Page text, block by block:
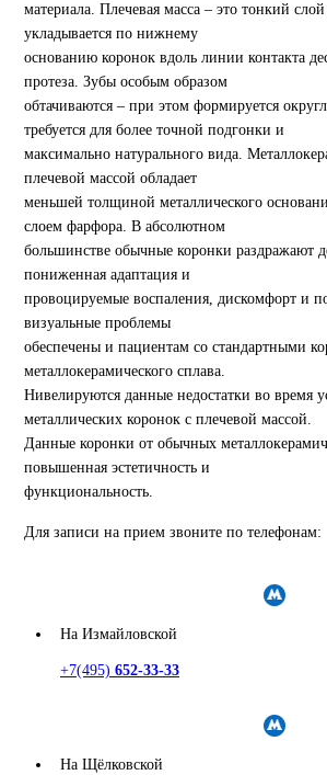
материала. Плечевая масса – это тонкий
укладывается по нижнему
основанию коронок вдоль линии контакта
протеза. Зубы особым образом
обтачиваются – при этом формируется
требуется для более точной подгонки и
максимально натурального вида.
плечевой массой обладает
меньшей толщиной металлического
слоем фарфора. В абсолютном
большинстве обычные коронки раздражают
пониженная адаптация и
провоцируемые воспаления, дискомфорт и
визуальные проблемы
обеспечены и пациентам со стандартными
металлокерамического сплава.
Нивелируются данные недостатки во время
металлических коронок с плечевой массой.
Данные коронки от обычных
повышенная эстетичность и
функциональность.
Для записи на прием звоните по телефонам:
На Измайловской
+7(495) 652-33-33
На Щёлковской